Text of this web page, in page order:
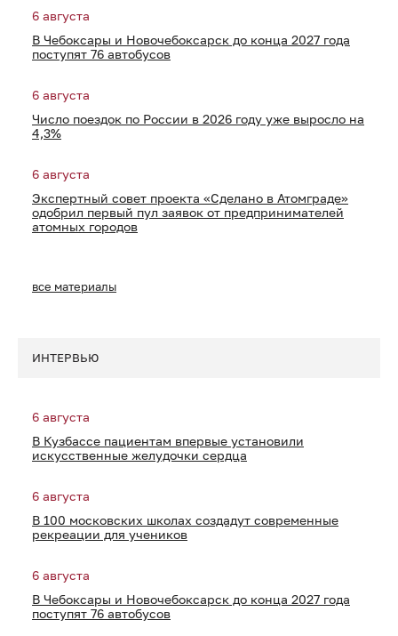
6 августа
В Чебоксары и Новочебоксарск до конца 2027 года
поступят 76 автобусов
6 августа
Число поездок по России в 2026 году уже выросло на
4,3%
6 августа
Экспертный совет проекта «Сделано в Атомграде»
одобрил первый пул заявок от предпринимателей
атомных городов
все материалы
ИНТЕРВЬЮ
6 августа
В Кузбассе пациентам впервые установили
искусственные желудочки сердца
6 августа
В 100 московских школах создадут современные
рекреации для учеников
6 августа
В Чебоксары и Новочебоксарск до конца 2027 года
поступят 76 автобусов